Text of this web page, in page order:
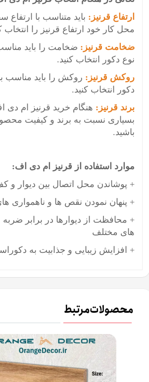
ارتفاع قرنیز: باید متناسب با ارتفاع
محل کار خود ارتفاع قرنیز را انتخاب
ضخامت قرنیز: ضخامت را باید
نوع دکور انتخاب کنید.
روکش قرنیز: روکش را باید مناسب
دکور انتخاب کنید.
برند قرنیز: هنگام خرید قرنیز ام دی
بسیاری نسبت به برند و کیفیت
باشید.
موارد استفاده از قرنیز ام دی اف:
+ پوشاندن محل اتصال بین دیوار و
+ پنهان نمودن نقص ها و ناهمواری های
+ محافظت از دیوارها در برابر
های مختلف
+ افزایش زیبایی و جذابیت به
محصولات مرتبط